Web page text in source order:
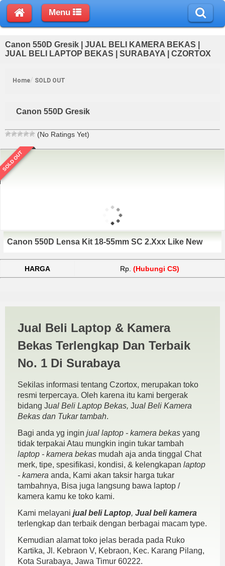
Menu
Canon 550D Gresik | JUAL BELI KAMERA BEKAS |
JUAL BELI LAPTOP BEKAS | SURABAYA | CZORTOX
Home SOLD OUT
Canon 550D Gresik
(No Ratings Yet)
SOLD OUT
Canon 550D Lensa Kit 18-55mm SC 2.Xxx Like New
HARGA Rp. (Hubungi CS)
BELI KAMERA BEKAS |
JUAL BELI LAPTOP BEKAS |
SURABAYA
Jual Beli Laptop & Kamera
Bekas Terlengkap Dan Terbaik
No. 1 Di Surabaya
Sekilas informasi tentang Czortox, merupakan toko
resmi terpercaya. Oleh karena itu kami bergerak
bidang Jual Beli Laptop Bekas, Jual Beli Kamera
Bekas dan Tukar tambah.
Bagi anda yg ingin jual laptop - kamera bekas yang
tidak terpakai Atau mungkin ingin tukar tambah
laptop - kamera bekas mudah aja anda tinggal Chat
merk, tipe, spesifikasi, kondisi, & kelengkapan laptop
- kamera anda, Kami akan taksir harga tukar
tambahnya, Bisa juga langsung bawa laptop /
kamera kamu ke toko kami.
Kami melayani jual beli Laptop, Jual beli kamera
terlengkap dan terbaik dengan berbagai macam type.
Kemudian alamat toko jelas berada pada Ruko
Kartika, Jl. Kebraon V, Kebraon, Kec. Karang Pilang,
Kota Surabaya, Jawa Timur 60222.